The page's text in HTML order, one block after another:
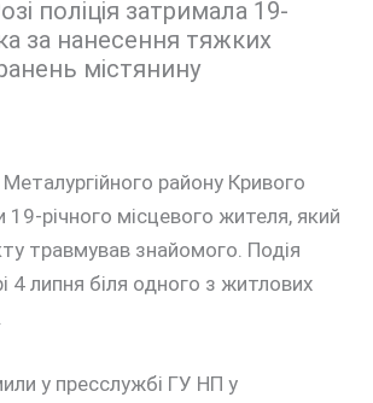
поліція затримала 19-
за нанесення тяжких
містянину
району Кривого
19-річного місцевого жителя, який
травмував знайомого. Подія
4 липня біля одного з житлових
у пресслужбі ГУ НП у